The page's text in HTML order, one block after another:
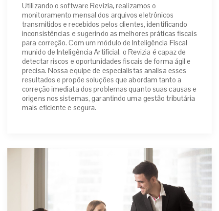
Utilizando o software Revizia, realizamos o
monitoramento mensal dos arquivos eletrônicos
transmitidos e recebidos pelos clientes, identificando
inconsistências e sugerindo as melhores práticas fiscais
para correção. Com um módulo de Inteligência Fiscal
munido de Inteligência Artificial, o Revizia é capaz de
detectar riscos e oportunidades fiscais de forma ágil e
precisa. Nossa equipe de especialistas analisa esses
resultados e propõe soluções que abordam tanto a
correção imediata dos problemas quanto suas causas e
origens nos sistemas, garantindo uma gestão tributária
mais eficiente e segura.